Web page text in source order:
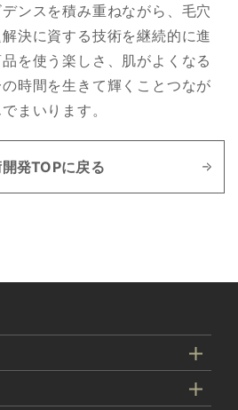
ンスを積み重ねながら、毛穴
決に資する技術を継続的に進
を使う楽しさ、肌がよくなる
時間を生きて輝くことつなが
まいります。
発TOPに戻る